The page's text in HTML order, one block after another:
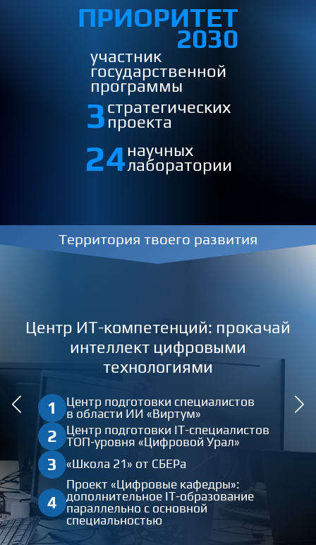
ПРИОРИТЕТ
2030
участник
государственной
программы
3стратегичеcких
проекта
24научных
лаборатории
Территория твоего развития
Центр ИТ-компетенций: прокачай
интеллект цифровыми
технологиями
1
Центр подготовки специалистов
в области ИИ «Виртум»
2
Центр подготовки IT-специалистов
ТОП-уровня «Цифровой Урал»
3 «Школа 21» от СБЕРа
4
Проект «Цифровые кафедры»:
дополнительное IT-образование
параллельно с основной
специальностью